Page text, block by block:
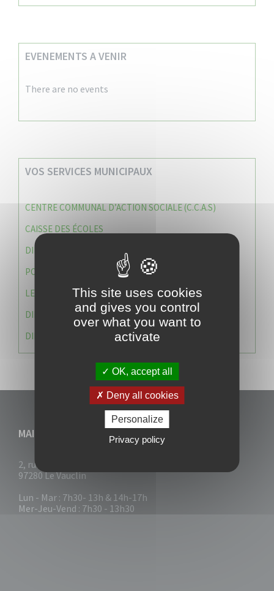
EVENEMENTS A VENIR
There are no events
VOS SERVICES MUNICIPAUX
CENTRE COMMUNAL D’ACTION SOCIALE (C.C.A.S)
CAISSE DES ÉCOLES
DIRECTION DES SERVICES TECHNIQUES
POLICE MUNICIPALE
LE CABINET DU MAIRE
DIRECTION DES RESSOURCES ET MOYENS
DIRECTION DU DEVELLOPPEMENT URBAIN DURABL
MAIRIE DU VAUCLIN
2, rue Collignon
97280 Le Vauclin
Lun - Mar : 7h30- 13h & 14h-17h
Mer-Jeu-Vend : 7h30 - 13h30
This site uses cookies
and gives you control
over what you want to
activate
OK, accept all
Deny all cookies
Personalize
Privacy policy